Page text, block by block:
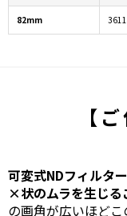
82mm
【
可変式NDフィルタ
×状のムラを生じる
の画角が広いほど